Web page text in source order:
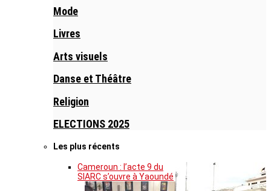
Mode
Livres
Arts visuels
Danse et Théâtre
Religion
ELECTIONS 2025
Les plus récents
Cameroun : l’acte 9 du
SIARC s’ouvre à Yaoundé